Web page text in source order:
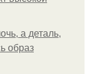
а деталь,
образ